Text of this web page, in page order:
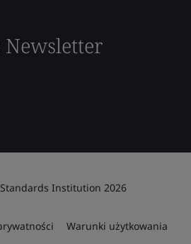
Newsletter
Institution 2026
Warunki użytkowania